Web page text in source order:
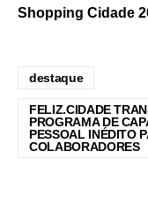
Shopping Cidade
destaque
FELIZ.CIDADE
PROGRAMA DE
PESSOAL INÉDITO
COLABORADORES